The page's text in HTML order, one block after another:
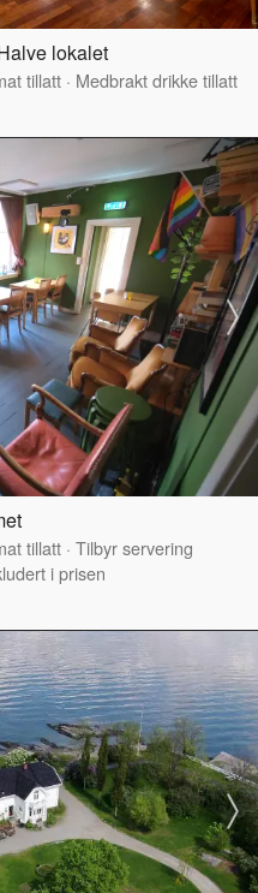
lokalet
tillatt · Medbrakt drikke tillatt
tillatt · Tilbyr servering
i prisen